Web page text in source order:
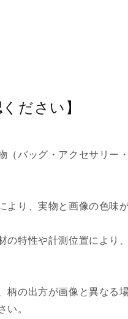
ださい】
（バッグ・アクセサリー
より、実物と画像の色味
の特性や計測位置により
柄の出方が画像と異なる
。